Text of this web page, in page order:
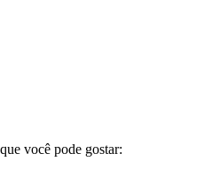
você pode gostar: